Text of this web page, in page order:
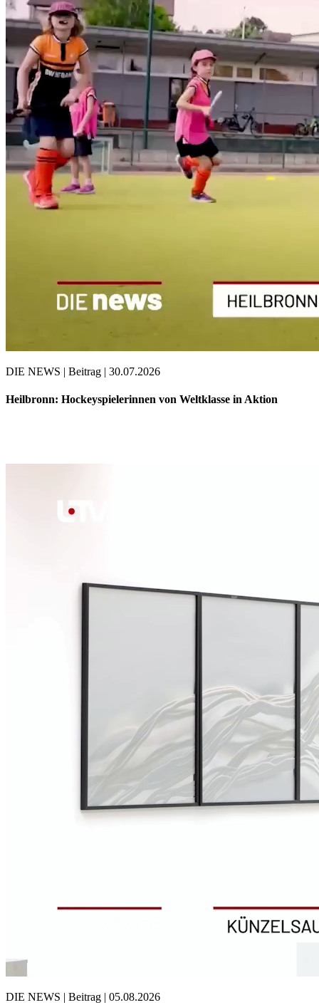
DIE NEWS | Beitrag | 30.07.2026
Heilbronn: Hockeyspielerinnen von Weltklasse in Aktion
DIE NEWS | Beitrag | 05.08.2026